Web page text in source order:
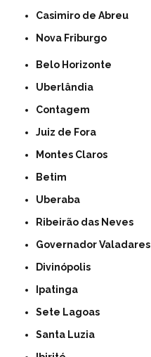
Casimiro de Abreu
Nova Friburgo
Belo Horizonte
Uberlândia
Contagem
Juiz de Fora
Montes Claros
Betim
Uberaba
Ribeirão das Neves
Governador Valadares
Divinópolis
Ipatinga
Sete Lagoas
Santa Luzia